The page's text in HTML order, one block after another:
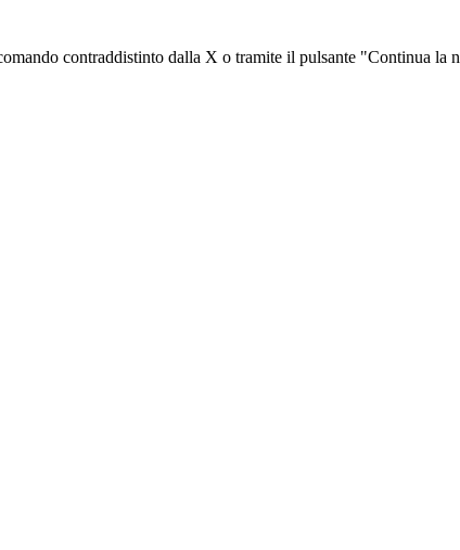
contraddistinto dalla X o tramite il pulsante "Continua la